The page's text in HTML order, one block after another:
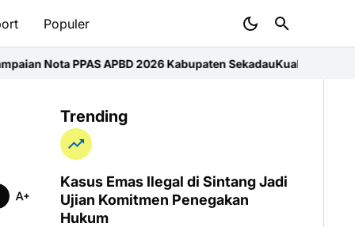
Populer
APBD 2026 Kabupaten SekadauKualitas Udara Tebelian
Trending
Kasus Emas Ilegal di Sintang Jadi
Ujian Komitmen Penegakan
Hukum